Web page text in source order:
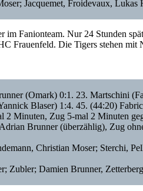
Jacquemet, Froidevaux, Lukas
Fanionteam. Nur 24 Stunden
Frauenfeld. Die Tigers stehen
(Omark) 0:1. 23. Martschini
Blaser) 1:4. 45. (44:20)
2 Minuten, Zug 5-mal 2 Minuten
Brunner (überzählig), Zug
Christian Moser; Sterchi,
Damien Brunner,